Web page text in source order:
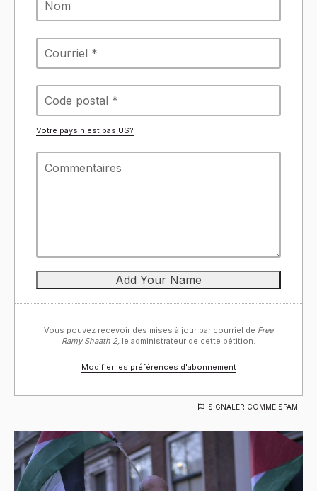
Votre pays n'est pas US?
Vous pouvez recevoir des mises à jour par courriel de Free
Ramy Shaath 2, le administrateur de cette pétition.
Modifier les préférences d'abonnement
SIGNALER COMME SPAM